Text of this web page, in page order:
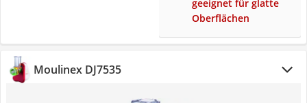
geeignet für glatte
Oberflächen
Moulinex DJ7535